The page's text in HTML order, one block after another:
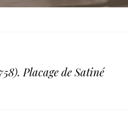
Placage de Satiné